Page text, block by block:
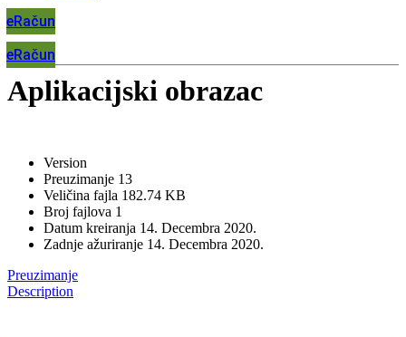
eRačun
eRačun
Aplikacijski obrazac
Version
Preuzimanje 13
Veličina fajla 182.74 KB
Broj fajlova 1
Datum kreiranja 14. Decembra 2020.
Zadnje ažuriranje 14. Decembra 2020.
Preuzimanje
Description